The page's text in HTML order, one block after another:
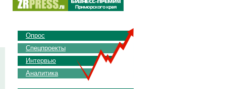
Опрос
Спецпроекты
Интервью
Аналитика